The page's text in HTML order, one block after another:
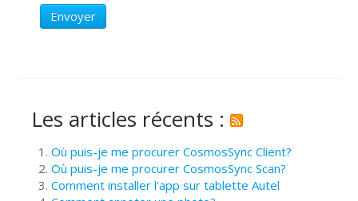
Envoyer
Les articles récents :
Où puis-je me procurer CosmosSync Client?
Où puis-je me procurer CosmosSync Scan?
Comment installer l'app sur tablette Autel